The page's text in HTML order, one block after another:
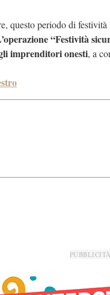
questo periodo di
“Festività
imprenditori onesti, a
PUBBLICITÀ